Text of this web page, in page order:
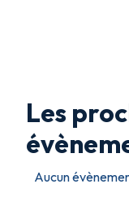
Les
Aucun